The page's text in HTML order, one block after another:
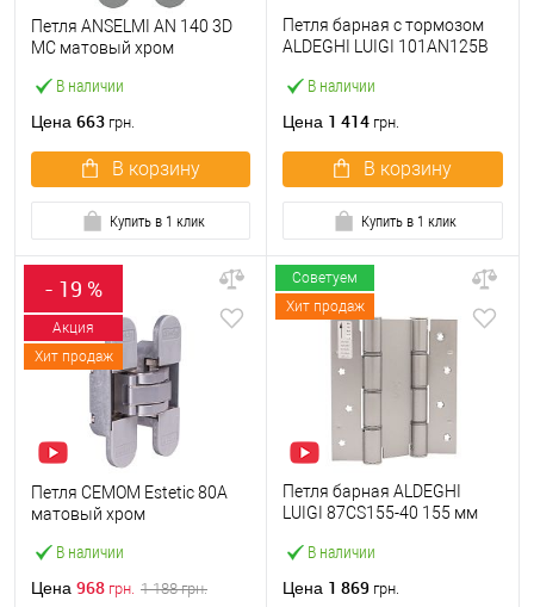
В наличии
Петля ANSELMI AN 140 3D
MC матовый хром
Цена 663 грн.
В корзину
Купить в 1 клик
В наличии
Петля барная с тормозом
ALDEGHI LUIGI 101AN125B
Цена 1 414 грн.
В корзину
Купить в 1 клик
- 19 %
Акция
Хит продаж
В наличии
Петля CEMOM Estetic 80A
матовый хром
Цена 968 грн. 1 188грн.
Советуем
Хит продаж
В наличии
Петля барная ALDEGHI
LUIGI 87CS155-40 155 мм
Цена 1 869 грн.